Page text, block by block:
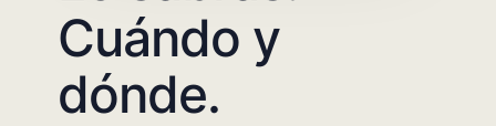
Cuándo y
dónde.